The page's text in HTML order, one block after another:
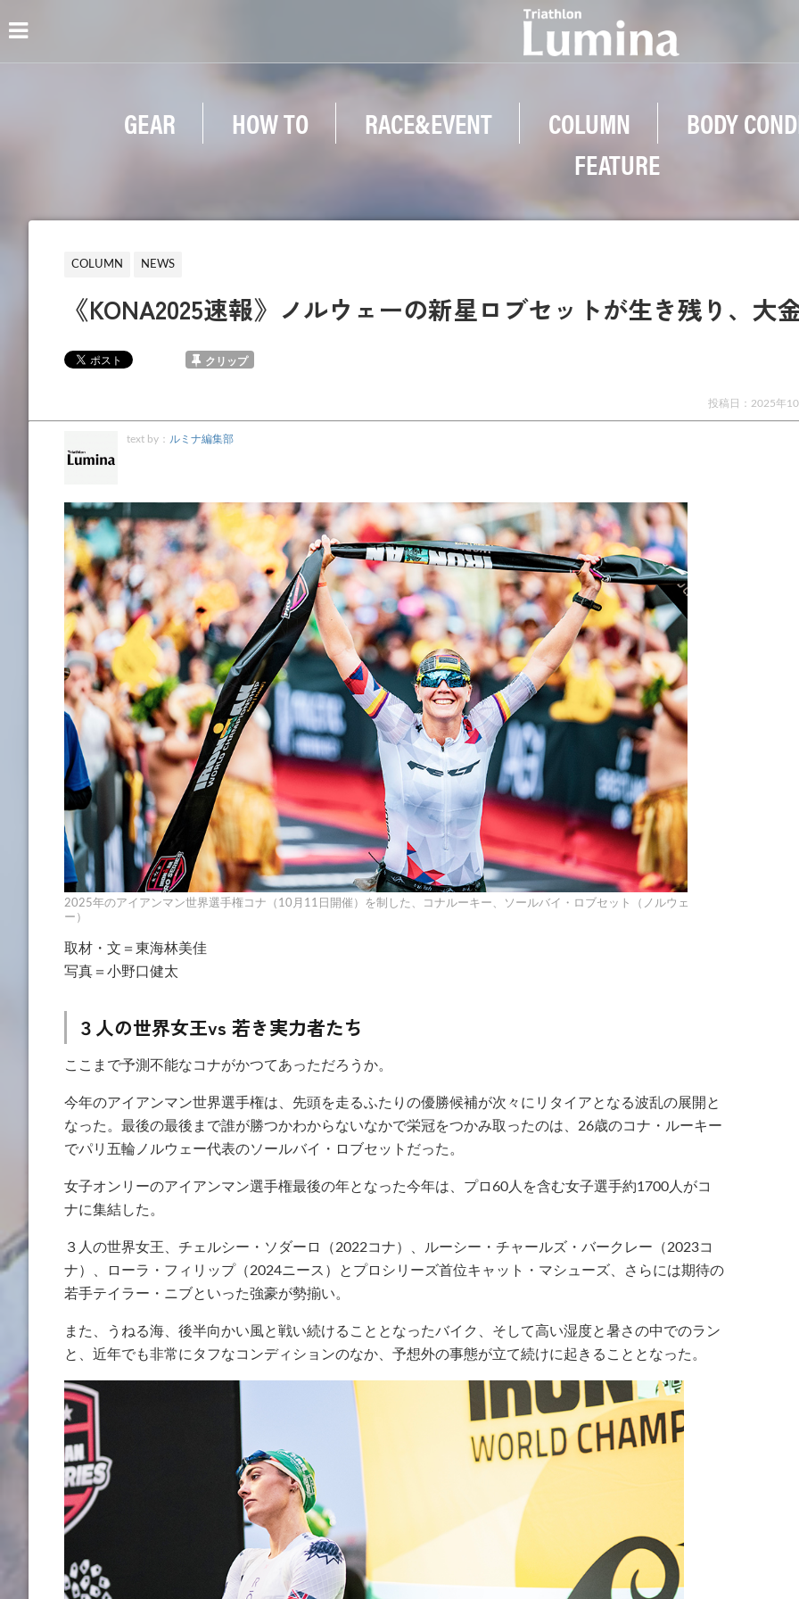
GEAR HOW TO RACE&EVENT COLUMN
BODY
FEATURE
COLUMN NEWS
《KONA2025速報》ノルウェーの新星ロブセットが生き残り、大
クリップ
投稿日： 2025年
text by： ルミナ編集部
2025年のアイアンマン世界選手権コナ（10月11日開催）を制した、コナルーキー、ソールバイ・ロブセット（ノルウェ
ー）
取材・文＝東海林美佳
写真＝小野口健太
３人の世界女王vs 若き実力者たち
ここまで予測不能なコナがかつてあっただろうか。
今年のアイアンマン世界選手権は、先頭を走るふたりの優勝候補が次々にリタイアとなる波乱の展開と
なった。最後の最後まで誰が勝つかわからないなかで栄冠をつかみ取ったのは、26歳のコナ・ルーキー
でパリ五輪ノルウェー代表のソールバイ・ロブセットだった。
女子オンリーのアイアンマン選手権最後の年となった今年は、プロ60人を含む女子選手約1700人がコ
ナに集結した。
３人の世界女王、チェルシー・ソダーロ（2022コナ）、ルーシー・チャールズ・バークレー（2023コ
ナ）、ローラ・フィリップ（2024ニース）とプロシリーズ首位キャット・マシューズ、さらには期待の
若手テイラー・ニブといった強豪が勢揃い。
また、うねる海、後半向かい風と戦い続けることとなったバイク、そして高い湿度と暑さの中でのラン
と、近年でも非常にタフなコンディションのなか、予想外の事態が立て続けに起きることとなった。